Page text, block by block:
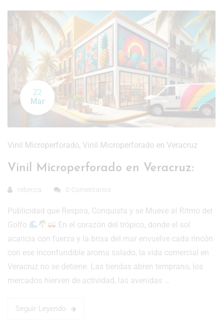
22
Mar
Vinil Microperforado, Vinil Microperforado en Veracruz
Vinil Microperforado en Veracruz:
rebecca 0 Comentarios
Publicidad que Respira, Conquista y se Mueve al Ritmo del
Golfo
En el corazón del trópico, donde el sol
acaricia con fuerza y la brisa del mar envuelve cada rincón
con ese inconfundible aroma salado, la vida comercial en
Veracruz no se detiene. Las tiendas abren temprano, los
mercados hierven de actividad, las avenidas …
Seguir Leyendo